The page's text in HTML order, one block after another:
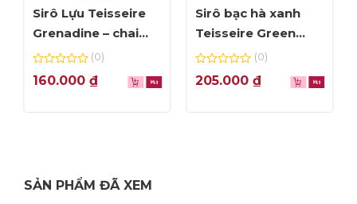
Sirô Lựu Teisseire
Grenadine – chai
70cl
0
out
5
(0)
160.000 ₫
Sirô bạc hà xanh
Teisseire Green
Mint – chai 70cl
0
out
5
(0)
205.000 ₫
SẢN PHẨM ĐÃ XEM